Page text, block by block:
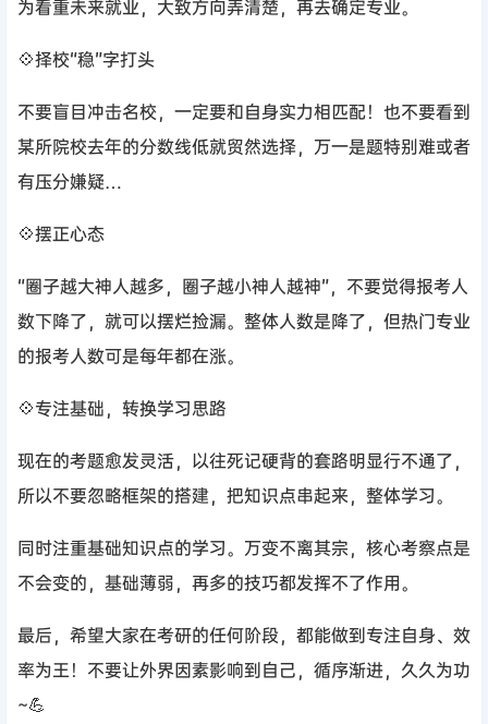
为看重未来就业，大致方向弄清楚，再去确定专业。
💠择校“稳”字打头
不要盲目冲击名校，一定要和自身实力相匹配！也不要看到
某所院校去年的分数线低就贸然选择，万一是题特别难或者
有压分嫌疑…
💠摆正心态
“圈子越大神人越多，圈子越小神人越神”，不要觉得报考人
数下降了，就可以摆烂捡漏。整体人数是降了，但热门专业
的报考人数可是每年都在涨。
💠专注基础，转换学习思路
现在的考题愈发灵活，以往死记硬背的套路明显行不通了，
所以不要忽略框架的搭建，把知识点串起来，整体学习。
同时注重基础知识点的学习。万变不离其宗，核心考察点是
不会变的，基础薄弱，再多的技巧都发挥不了作用。
最后，希望大家在考研的任何阶段，都能做到专注自身、效
率为王！不要让外界因素影响到自己，循序渐进，久久为功
~💪